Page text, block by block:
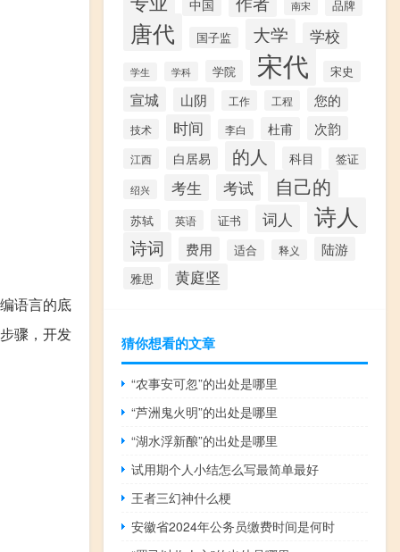
语言的底
骤，开发
中国 南宋 品牌
唐代 国子监 大学 学校
学生 学科 学院 宋代 宋史
宣城 山阴 工作 工程 您的
技术 时间 李白 杜甫 次韵
江西 白居易 的人 科目 签证
绍兴 考生 考试 自己的
苏轼 英语 证书 词人 诗人
诗词 费用 适合 释义 陆游
雅思 黄庭坚
猜你想看的文章
“农事安可忽”的出处是哪里
“芦洲鬼火明”的出处是哪里
“湖水浮新酿”的出处是哪里
试用期个人小结怎么写最简单最好
王者三幻神什么梗
安徽省2024年公务员缴费时间是何时